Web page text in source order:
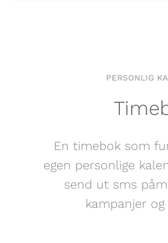
PERSONLIG
En timebok som
egen personlige
send ut sms
kampanjer